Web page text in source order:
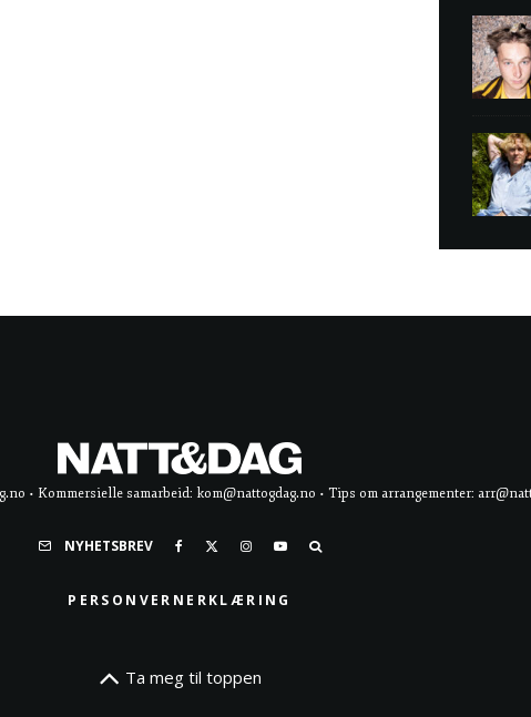
• Kommersielle samarbeid: kom@nattogdag.no • Tips om arrangementer:
NYHETSBREV
PERSONVERNERKLÆRING
Ta meg til toppen